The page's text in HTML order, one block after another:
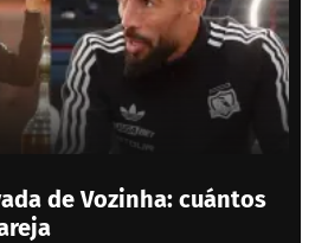
de Vozinha: cuántos